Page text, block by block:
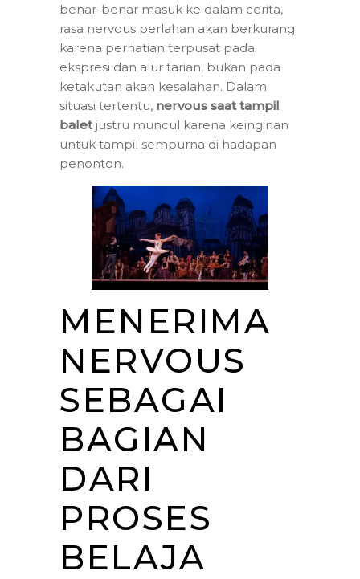
benar-benar masuk ke dalam cerita,
rasa nervous perlahan akan berkurang
karena perhatian terpusat pada
ekspresi dan alur tarian, bukan pada
ketakutan akan kesalahan. Dalam
situasi tertentu, nervous saat tampil
baletjustru muncul karena keinginan
untuk tampil sempurna di hadapan
penonton.
MENERIMA
NERVOUS
SEBAGAI
BAGIAN
DARI
PROSES
BELAJA